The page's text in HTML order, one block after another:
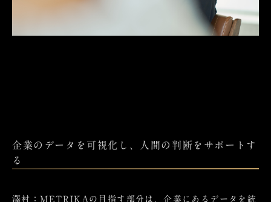
企業のデータを可視化し、人間の判断をサポートす
る
澤村：METRIKAの目指す部分は、企業にあるデータを統